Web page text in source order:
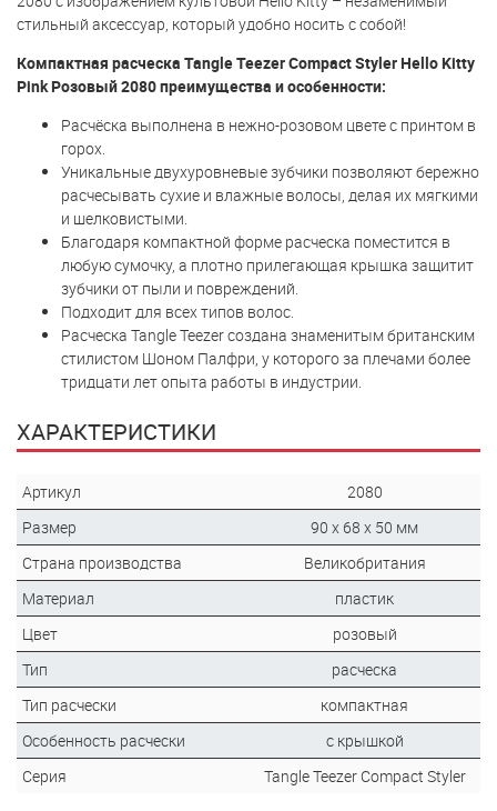
стильный аксессуар, который удобно носить с собой!
Компактная расческа Tangle Teezer Compact Styler Hello Kitty
Pink Розовый 2080 преимущества и особенности:
Расчёска выполнена в нежно-розовом цвете с принтом в
горох.
Уникальные двухуровневые зубчики позволяют бережно
расчесывать сухие и влажные волосы, делая их мягкими
и шелковистыми.
Благодаря компактной форме расческа поместится в
любую сумочку, а плотно прилегающая крышка защитит
зубчики от пыли и повреждений.
Подходит для всех типов волос.
Расческа Tangle Teezer создана знаменитым британским
стилистом Шоном Палфри, у которого за плечами более
тридцати лет опыта работы в индустрии.
ХАРАКТЕРИСТИКИ
Артикул
2080
Размер
90 x 68 x 50 мм
Страна производства
Великобритания
Материал
пластик
Цвет
розовый
Тип
расческа
Тип расчески
компактная
Особенность расчески
с крышкой
Серия
Tangle Teezer Compact Styler